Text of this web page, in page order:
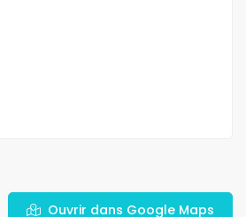
Ouvrir dans Google Maps